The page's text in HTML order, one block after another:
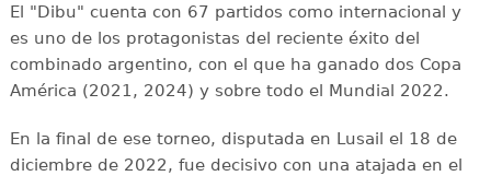
El "Dibu" cuenta con 67 partidos como internacional y
es uno de los protagonistas del reciente éxito del
combinado argentino, con el que ha ganado dos Copa
América (2021, 2024) y sobre todo el Mundial 2022.
En la final de ese torneo, disputada en Lusail el 18 de
diciembre de 2022, fue decisivo con una atajada en el